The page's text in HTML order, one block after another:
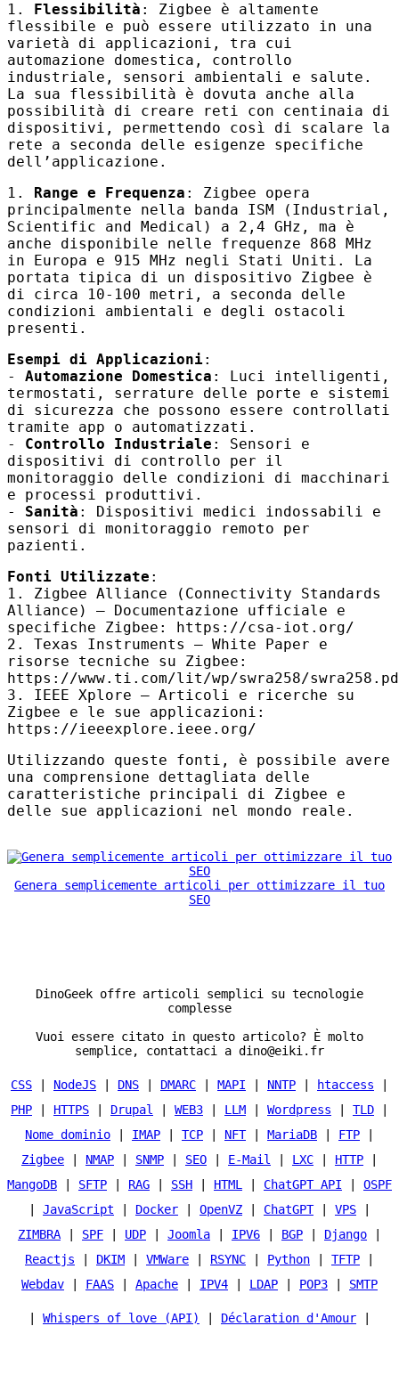
1. Flessibilità : Zigbee è altamente
flessibile e può essere utilizzato in una
varietà di applicazioni, tra cui
automazione domestica, controllo
industriale, sensori ambientali e salute.
La sua flessibilità è dovuta anche alla
possibilità di creare reti con centinaia di
dispositivi, permettendo così di scalare la
rete a seconda delle esigenze specifiche
dell’applicazione.
1. Range e Frequenza : Zigbee opera
principalmente nella banda ISM (Industrial,
Scientific and Medical) a 2,4 GHz, ma è
anche disponibile nelle frequenze 868 MHz
in Europa e 915 MHz negli Stati Uniti. La
portata tipica di un dispositivo Zigbee è
di circa 10-100 metri, a seconda delle
condizioni ambientali e degli ostacoli
presenti.
Esempi di Applicazioni:
- Automazione Domestica : Luci intelligenti,
termostati, serrature delle porte e sistemi
di sicurezza che possono essere controllati
tramite app o automatizzati.
- Controllo Industriale : Sensori e
dispositivi di controllo per il
monitoraggio delle condizioni di macchinari
e processi produttivi.
- Sanità : Dispositivi medici indossabili e
sensori di monitoraggio remoto per
pazienti.
Fonti Utilizzate :
1. Zigbee Alliance (Connectivity Standards
Alliance) – Documentazione ufficiale e
specifiche Zigbee: https://csa-iot.org/
2. Texas Instruments – White Paper e
risorse tecniche su Zigbee:
https://www.ti.com/lit/wp/swra258/
3. IEEE Xplore – Articoli e ricerche su
Zigbee e le sue applicazioni:
https://ieeexplore.ieee.org/
Utilizzando queste fonti, è possibile avere
una comprensione dettagliata delle
caratteristiche principali di Zigbee e
delle sue applicazioni nel mondo reale.
Genera semplicemente articoli per ottimizzare il tuo
SEO
DinoGeek offre articoli semplici su tecnologie
complesse
Vuoi essere citato in questo articolo? È molto
semplice, contattaci a dino@eiki.fr
CSS NodeJS DNS DMARC MAPI NNTP htaccess
PHP
HTTPS Drupal WEB3 LLM Wordpress TLD
Nome dominio
IMAP TCP NFT| MariaDB FTP
Zigbee
NMAP SNMP SEO E-Mail LXC HTTP
MangoDB
SFTP RAG SSH HTML ChatGPT API
OSPF
JavaScript Docker OpenVZ ChatGPT| VPS
ZIMBRA
SPF UDP Joomla IPV6 BGP Django
Reactjs
DKIM VMWare RSYNC Python TFTP
Webdav
FAAS Apache IPV4 LDAP POP3 SMTP
Whispers of love (API) Déclaration d'Amour